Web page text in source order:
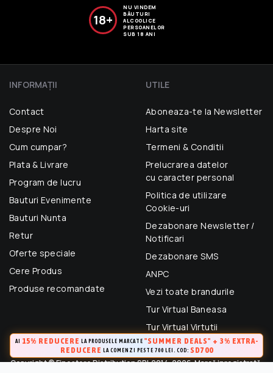
18+
NU VINDEM
BĂUTURI
ALCOOLICE
PERSOANELOR
SUB 18 ANI
INFORMAŢII
Contact
Despre Noi
Cum cumpar?
Plata & Livrare
Program de lucru
Bauturi Evenimente
Bauturi Nunta
Retur
Oferte speciale
Cere Produs
Produse recomandate
UTILE
Aboneaza-te la Newsletter
Harta site
Termeni & Conditii
Prelucrarea datelor
cu caracter personal
Politica de utilizare
Cookie-uri
Dezabonare Newsletter /
Notificari
Dezabonare SMS
ANPC
Vezi toate brandurile
Tur Virtual Baneasa
Tur Virtual Virtutii
Copyright © Finestore Distribution SRL 2014-2026. Marcă inregistrată.
AI 15% REDUCERE LA PRODUSELE MARCATE "SUMMER DEALS" + 3% EXTRA-
REDUCERE LA COMENZI PESTE 700 LEI. COD: SD700